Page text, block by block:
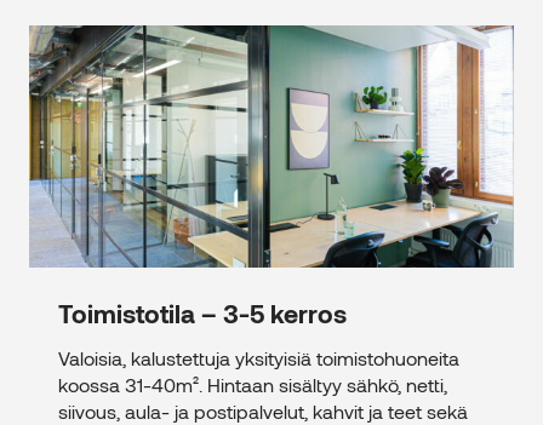
Toimistotila – 3-5 kerros – 30 m
Toimistotila – 3-5 kerros
Valoisia, kalustettuja yksityisiä toimistohuoneita
koossa 31-40m². Hintaan sisältyy sähkö, netti,
siivous, aula- ja postipalvelut, kahvit ja teet sekä